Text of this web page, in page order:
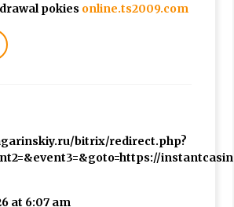
pokies online.ts2009.com
bitrix/redirect.php?
at 6:07 am